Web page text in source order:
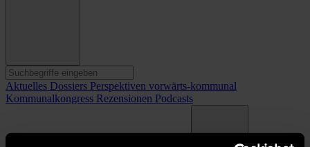
Aktuelles Dossiers Perspektiven vorwärts-kommunal
Kommunalkongress Rezensionen Podcasts